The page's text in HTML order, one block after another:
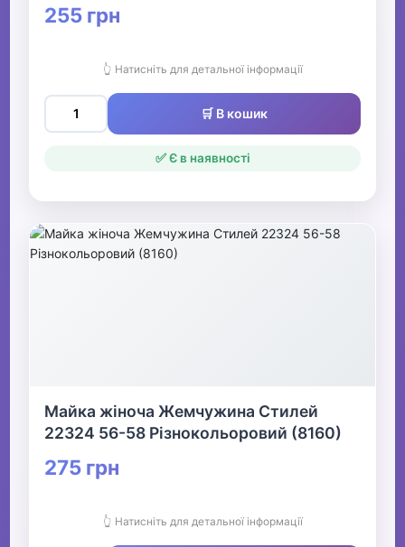
255 грн
👆 Натисніть для детальної інформації
🛒 В кошик
✅ Є в наявності
Майка жіноча Жемчужина Стилей
22324 56-58 Різнокольоровий (8160)
275 грн
👆 Натисніть для детальної інформації